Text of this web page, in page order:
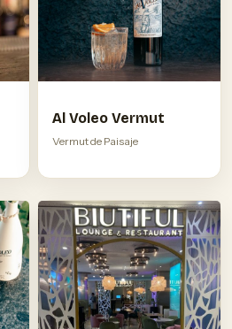
Al Voleo Vermut
Vermut de Paisaje